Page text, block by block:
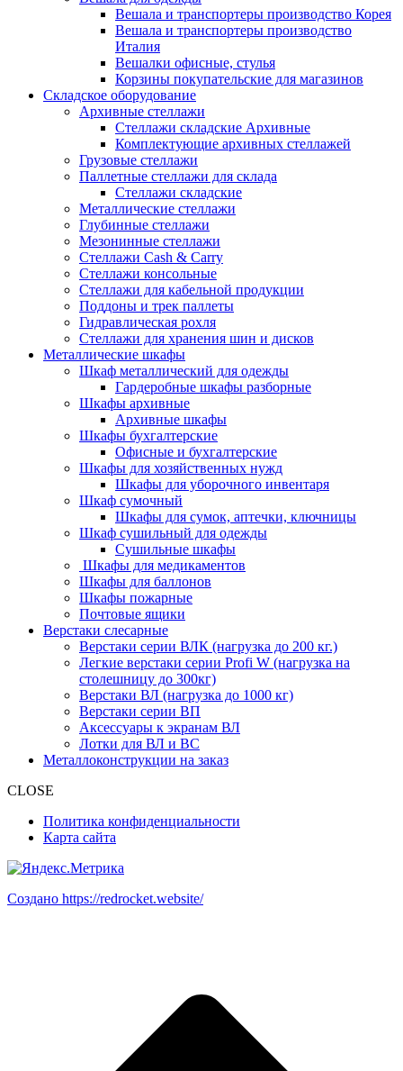
Вешала и транспортеры производство Корея
Вешала и транспортеры производство
Италия
Вешалки офисные, стулья
Корзины покупательские для магазинов
Складское оборудование
Архивные стеллажи
Стеллажи складские Архивные
Комплектующие архивных стеллажей
Грузовые стеллажи
Паллетные стеллажи для склада
Стеллажи складские
Металлические стеллажи
Глубинные стеллажи
Мезонинные стеллажи
Стеллажи Cash & Carry
Стеллажи консольные
Стеллажи для кабельной продукции
Поддоны и трек паллеты
Гидравлическая рохля
Стеллажи для хранения шин и дисков
Металлические шкафы
Шкаф металлический для одежды
Гардеробные шкафы разборные
Шкафы архивные
Архивные шкафы
Шкафы бухгалтерские
Офисные и бухгалтерские
Шкафы для хозяйственных нужд
Шкафы для уборочного инвентаря
Шкаф сумочный
Шкафы для сумок, аптечки, ключницы
Шкаф сушильный для одежды
Сушильные шкафы
Шкафы для медикаментов
Шкафы для баллонов
Шкафы пожарные
Почтовые ящики
Верстаки слесарные
Верстаки серии ВЛК (нагрузка до 200 кг.)
Легкие верстаки серии Profi W (нагрузка на
столешницу до 300кг)
Верстаки ВЛ (нагрузка до 1000 кг)
Верстаки серии ВП
Аксессуары к экранам ВЛ
Лотки для ВЛ и ВС
Металлоконструкции на заказ
CLOSE
Политика конфиденциальности
Карта сайта
Создано https://redrocket.website/